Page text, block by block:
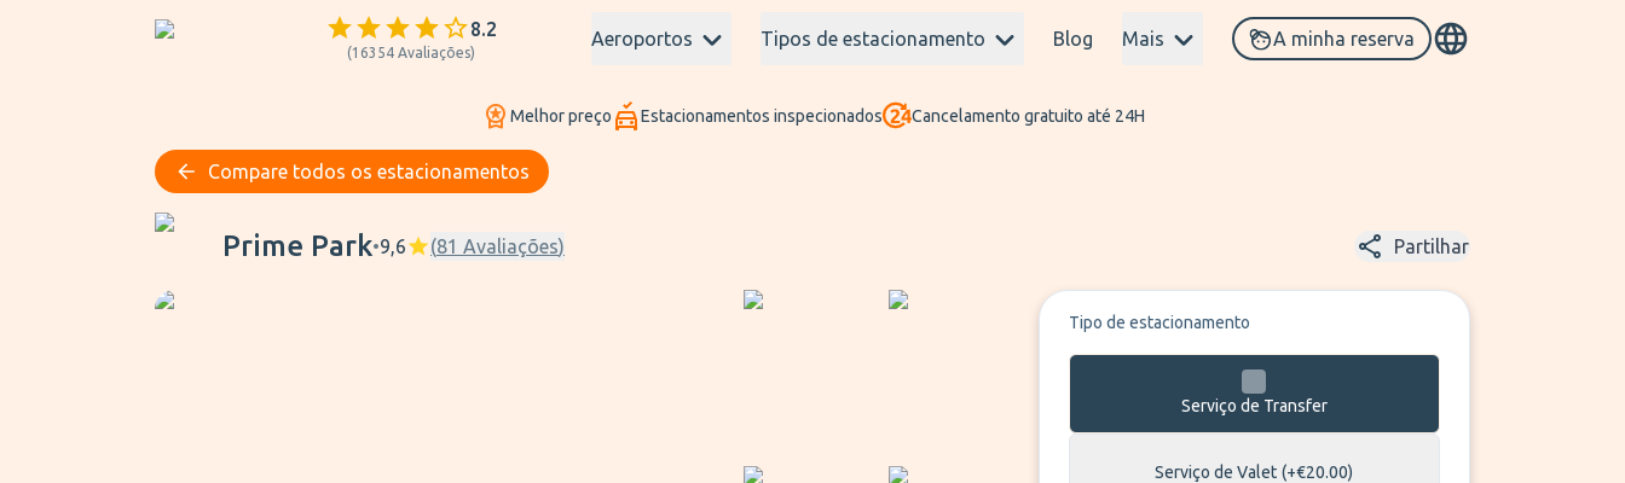
8.2
(16354 Avaliações)
Aeroportos Tipos de estacionamento Blog Mais A minha reserva
Melhor preço Estacionamentos inspecionados Cancelamento gratuito até 24H
Compare todos os estacionamentos
Prime Park
Prime Park•9,6 (81 Avaliações) Partilhar
Tipo de estacionamento
Serviço de Transfer
Serviço de Valet (+€20.00)